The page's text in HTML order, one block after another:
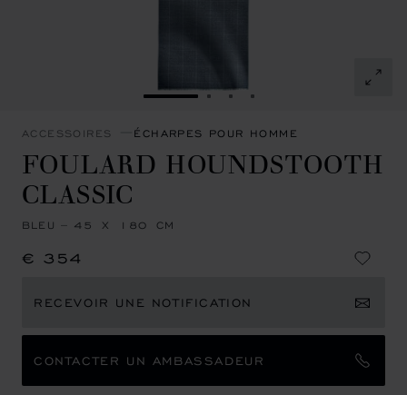
ALLER À LA DIAPOSITIVE 1
ALLER À LA DIAPOSITIVE
ALLER À LA
ALLER À LA
ACCESSOIRES ÉCHARPES POUR HOMME
FOULARD HOUNDSTOOTH
CLASSIC
BLEU – 45 X 180 CM
€ 354
RECEVOIR UNE NOTIFICATION
CONTACTER UN AMBASSADEUR